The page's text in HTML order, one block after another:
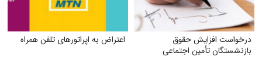
درخواست افزایش حقوق
بازنشستگان تأمین اجتماعی
اعتراض به اپراتورهای تلفن همراه